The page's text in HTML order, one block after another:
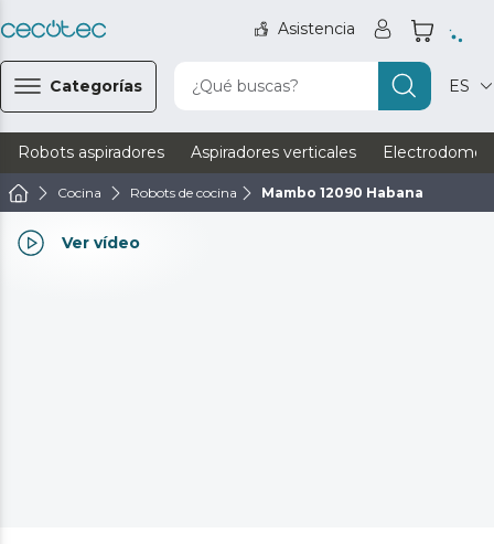
Asistencia
Categorías ¿Qué buscas? ES
Robots aspiradores Aspiradores verticales
Cocina Robots de cocina Mambo 12090 Habana
Ver vídeo